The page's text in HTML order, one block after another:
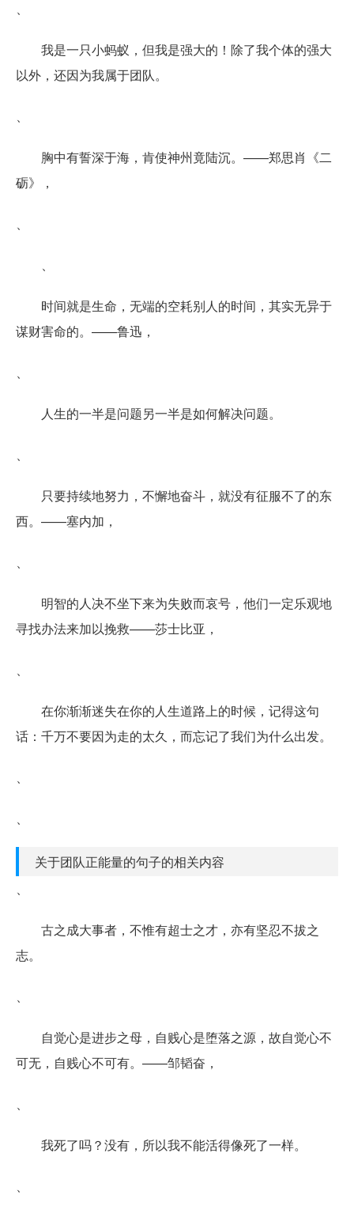
、
我是一只小蚂蚁，但我是强大的！除了我个体的强大
以外，还因为我属于团队。
、
胸中有誓深于海，肯使神州竟陆沉。——郑思肖《二
砺》，
、
、
时间就是生命，无端的空耗别人的时间，其实无异于
谋财害命的。——鲁迅，
、
人生的一半是问题另一半是如何解决问题。
、
只要持续地努力，不懈地奋斗，就没有征服不了的东
西。——塞内加，
、
明智的人决不坐下来为失败而哀号，他们一定乐观地
寻找办法来加以挽救——莎士比亚，
、
在你渐渐迷失在你的人生道路上的时候，记得这句
话：千万不要因为走的太久，而忘记了我们为什么出发。
、
、
关于团队正能量的句子的相关内容
、
古之成大事者，不惟有超士之才，亦有坚忍不拔之
志。
、
自觉心是进步之母，自贱心是堕落之源，故自觉心不
可无，自贱心不可有。——邹韬奋，
、
我死了吗？没有，所以我不能活得像死了一样。
、